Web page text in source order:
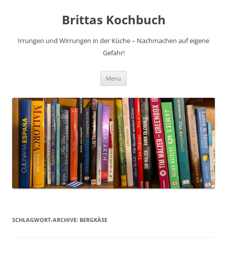
Brittas Kochbuch
Irrungen und Wirrungen in der Küche – Nachmachen auf eigene
Gefahr!
Menü
SCHLAGWORT-ARCHIVE: BERGKÄSE